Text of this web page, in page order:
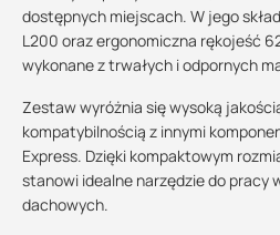
dostępnych miejscach. W jego
L200 oraz ergonomiczna rękojeść
wykonane z trwałych i odpornych
Zestaw wyróżnia się wysoką
kompatybilnością z innymi
Express. Dzięki kompaktowym
stanowi idealne narzędzie do pracy
dachowych.